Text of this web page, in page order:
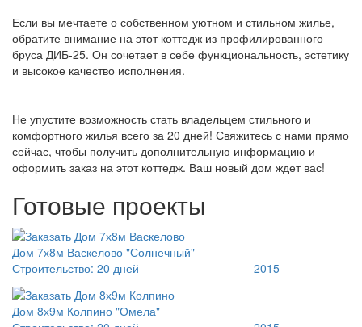
Если вы мечтаете о собственном уютном и стильном жилье,
обратите внимание на этот коттедж из профилированного
бруса ДИБ-25. Он сочетает в себе функциональность, эстетику
и высокое качество исполнения.
Не упустите возможность стать владельцем стильного и
комфортного жилья всего за 20 дней! Свяжитесь с нами прямо
сейчас, чтобы получить дополнительную информацию и
оформить заказ на этот коттедж. Ваш новый дом ждет вас!
Готовые проекты
Дом 7х8м Васкелово "Солнечный"
Строительство: 20 дней 2015
Дом 8х9м Колпино "Омела"